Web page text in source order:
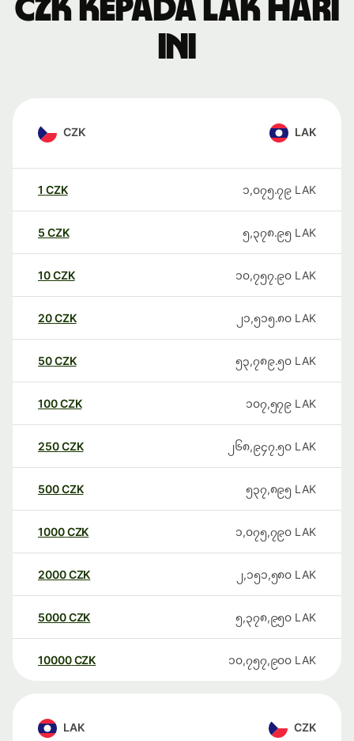
CZK kepada LAK hari
ini
CZK LAK
1 CZK ၁,၀၇၅.၇၉ LAK
5 CZK ၅,၃၇၈.၉၅ LAK
10CZK ၁၀,၇၅၇.၉၀ LAK
20CZK ၂၁,၅၁၅.၈၀ LAK
50CZK ၅၃,၇၈၉.၅၀ LAK
100CZK ၁၀၇,၅၇၉ LAK
250CZK ၂၆၈,၉၄၇.၅၀ LAK
500CZK ၅၃၇,၈၉၅ LAK
1000CZK ၁,၀၇၅,၇၉၀ LAK
2000CZK ၂,၁၅၁,၅၈၀ LAK
5000CZK ၅,၃၇၈,၉၅၀ LAK
10000 CZK ၁၀,၇၅၇,၉၀၀ LAK
LAK CZK